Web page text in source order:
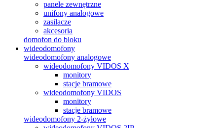
panele zewnętrzne
unifony analogowe
zasilacze
akcesoria
domofon do bloku
wideodomofony
wideodomofony analogowe
wideodomofony VIDOS X
monitory
stacje bramowe
wideodomofony VIDOS
monitory
stacje bramowe
wideodomofony 2-żyłowe